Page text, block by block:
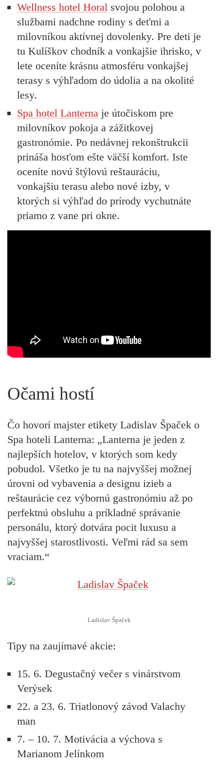
Wellness hotel Horal svojou polohou a
službami nadchne rodiny s deťmi a
milovníkou aktívnej dovolenky. Pre deti je
tu Kulíškov chodník a vonkajšie ihrisko, v
lete oceníte krásnu atmosféru vonkajšej
terasy s výhľadom do údolia a na okolité
lesy.
Spa hotel Lanterna je útočiskom pre
milovníkov pokoja a zážitkovej
gastronómie. Po nedávnej rekonštrukcii
prináša hosťom ešte väčší komfort. Iste
oceníte novú štýlovú reštauráciu,
vonkajšiu terasu alebo nové izby, v
ktorých si výhľad do prírody vychutnáte
priamo z vane pri okne.
Očami hostí
Čo hovorí majster etikety Ladislav Špaček o
Spa hoteli Lanterna: „Lanterna je jeden z
najlepších hotelov, v ktorých som kedy
pobudol. Všetko je tu na najvyššej možnej
úrovni od vybavenia a designu izieb a
reštaurácie cez výbornú gastronómiu až po
perfektnú obsluhu a príkladné správanie
personálu, ktorý dotvára pocit luxusu a
najvyššej starostlivosti. Veľmi rád sa sem
vraciam.“
Ladislav Špaček
Tipy na zaujímavé akcie:
15. 6. Degustačný večer s vinárstvom
Verýsek
22. a 23. 6. Triatlonový závod Valachy
man
7. – 10. 7. Motivácia a výchova s
Marianom Jelínkom